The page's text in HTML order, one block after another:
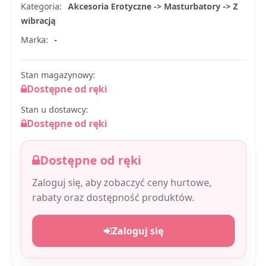
Kategoria: Akcesoria Erotyczne -> Masturbatory -> Z
wibracją
Marka: -
Stan magazynowy:
Dostępne od ręki
Stan u dostawcy:
Dostępne od ręki
Dostępne od ręki
Zaloguj się, aby zobaczyć ceny hurtowe,
rabaty oraz dostępność produktów.
Zaloguj się